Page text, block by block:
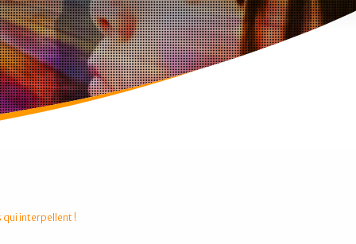
qui interpellent !